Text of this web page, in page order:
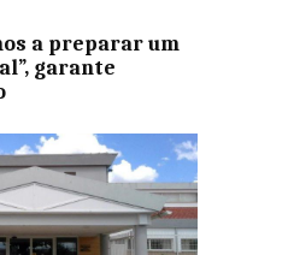
a preparar um
garante